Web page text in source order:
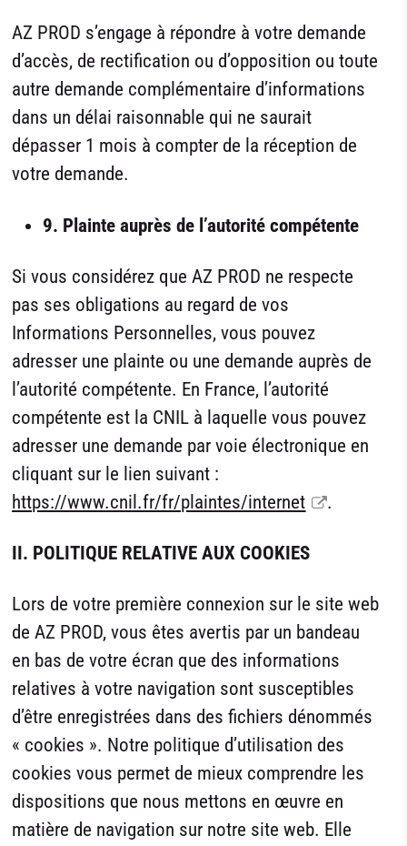
AZ PROD s’engage à répondre à votre demande
d’accès, de rectification ou d’opposition ou toute
autre demande complémentaire d’informations
dans un délai raisonnable qui ne saurait
dépasser 1 mois à compter de la réception de
votre demande.
9. Plainte auprès de l’autorité compétente
Si vous considérez que AZ PROD ne respecte
pas ses obligations au regard de vos
Informations Personnelles, vous pouvez
adresser une plainte ou une demande auprès de
l’autorité compétente. En France, l’autorité
compétente est la CNIL à laquelle vous pouvez
adresser une demande par voie électronique en
cliquant sur le lien suivant :
https://www.cnil.fr/fr/plaintes/internet
.
II. POLITIQUE RELATIVE AUX COOKIES
Lors de votre première connexion sur le site web
de AZ PROD, vous êtes avertis par un bandeau
en bas de votre écran que des informations
relatives à votre navigation sont susceptibles
d’être enregistrées dans des fichiers dénommés
« cookies ». Notre politique d’utilisation des
cookies vous permet de mieux comprendre les
dispositions que nous mettons en œuvre en
matière de navigation sur notre site web. Elle